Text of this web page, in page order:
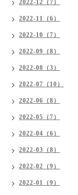
2022-12（7）
2022-11（6）
2022-10（7）
2022-09（8）
2022-08（3）
2022-07（10）
2022-06（8）
2022-05（7）
2022-04（6）
2022-03（8）
2022-02（9）
2022-01（9）